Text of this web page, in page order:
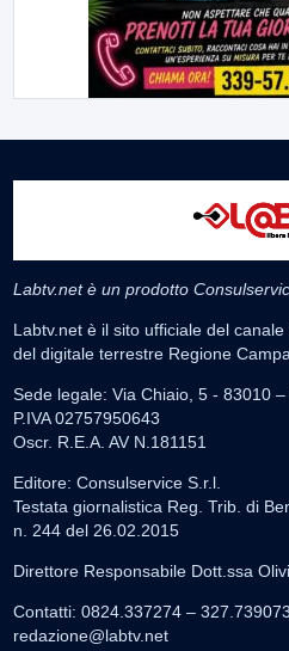
Labtv.net è un prodotto
Labtv.net è il sito ufficiale del
del digitale terrestre Regione
Sede legale: Via Chiaio, 5 - 83010 –
P.IVA 02757950643
Oscr. R.E.A. AV N.181151
Editore: Consulservice S.r.l.
Testata giornalistica Reg. Trib. di
n. 244 del 26.02.2015
Direttore Responsabile Dott.ssa
Contatti: 0824.337274 –
redazione@labtv.net